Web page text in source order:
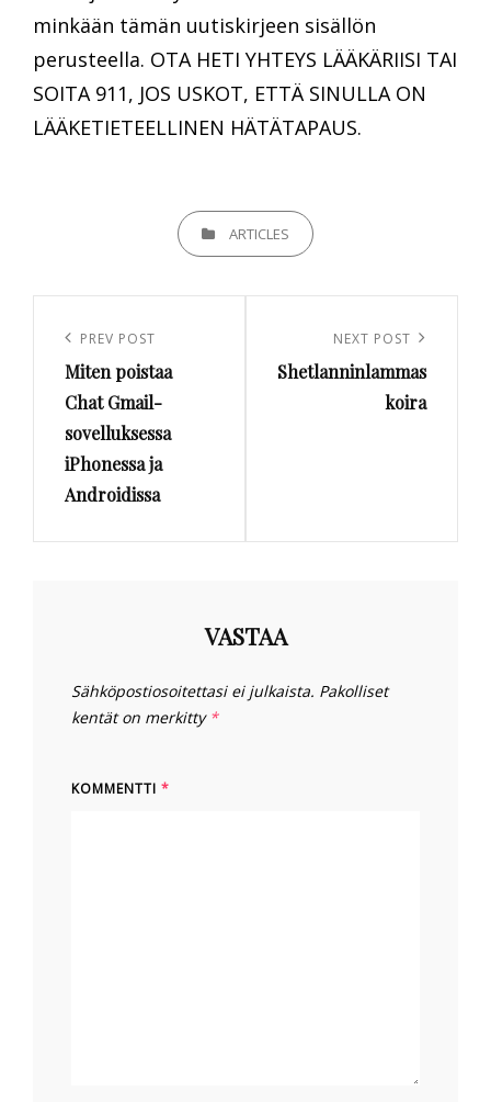
minkään tämän uutiskirjeen sisällön
perusteella. OTA HETI YHTEYS LÄÄKÄRIISI TAI
SOITA 911, JOS USKOT, ETTÄ SINULLA ON
LÄÄKETIETEELLINEN HÄTÄTAPAUS.
CATEGORIESARTICLES
selaus
Previous
Post
PREV POST
Miten poistaa
Chat Gmail-
sovelluksessa
iPhonessa ja
Androidissa
Post
NEXT POST
Shetlanninlammas
koira
VASTAA
Sähköpostiosoitettasi ei julkaista. Pakolliset
kentät on merkitty *
KOMMENTTI *